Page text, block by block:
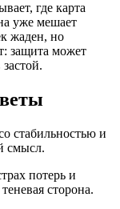
где карта
уже мешает
жаден, но
защита может
стабильностью и
смысл.
потерь и
сторона.